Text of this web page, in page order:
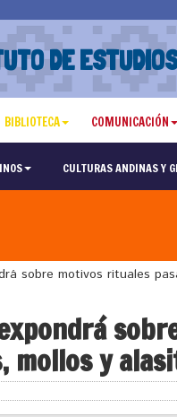
DE
BIBLIOTECA COMUNICACIÓN
CULTURAS ANDINAS Y
sobre motivos rituales
mollos y